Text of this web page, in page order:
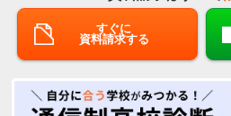
すぐに
資料請求する